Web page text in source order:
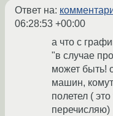
Ответ на:
06:28:53 +00:00
а что с
"в случае
может быть!
машин,
полетел (
перечисляю)